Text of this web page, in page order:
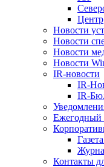
Центр
Новости
Новости
Новости
Новости
IR-новости
IR-
IR-
Ежегодный
Контакты